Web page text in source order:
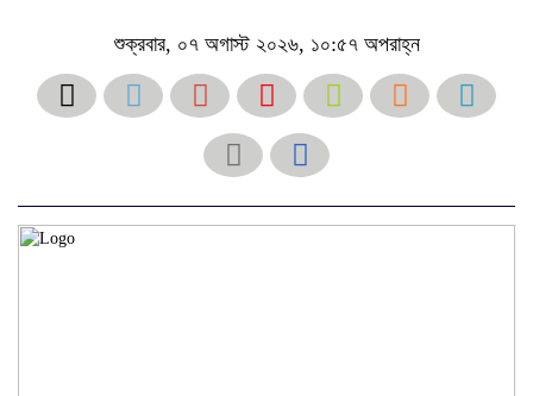
শুক্রবার, ০৭ অগাস্ট ২০২৬, ১০:৫৭ অপরাহ্ন